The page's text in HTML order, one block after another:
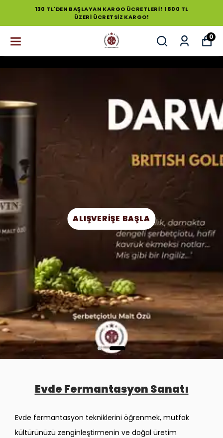
130 TL'DEN BAŞLAYAN KARGO ÜCRETLERİ ! 1800 TL
ÜZERİ ÜCRETSİZ KARGO!
0
ALIŞVERİŞE BAŞLA
​Evde Fermantasyon Sanatı
Evde fermantasyon tekniklerini öğrenmek, mutfak
kültürünüzü zenginleştirmenin ve doğal üretim